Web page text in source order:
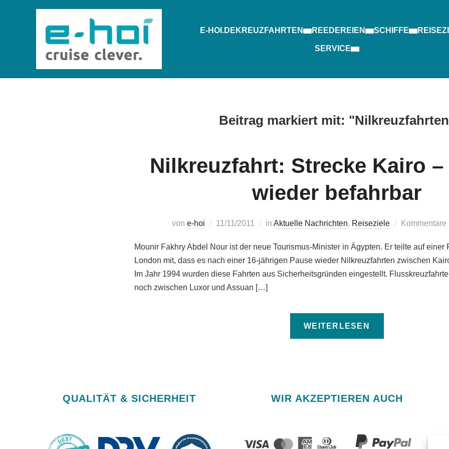
E-HOI.DE KREUZFAHRTEN REEDEREIEN SCHIFFE
SERVICE
Beitrag markiert mit:
Nilkreuzfahrt: Strecke Kairo –
wieder befahrbar
von e-hoi 11/11/2011 in Aktuelle Nachrichten, Reiseziele
Mounir Fakhry Abdel Nour ist der neue Tourismus-Minister in Ägypten. Er teilte auf einer
London mit, dass es nach einer 16-jährigen Pause wieder Nilkreuzfahrten zwischen
Im Jahr 1994 wurden diese Fahrten aus Sicherheitsgründen eingestellt.
noch zwischen Luxor und Assuan […]
WEITERLESEN
QUALITÄT & SICHERHEIT WIR AKZEPTIEREN AUCH